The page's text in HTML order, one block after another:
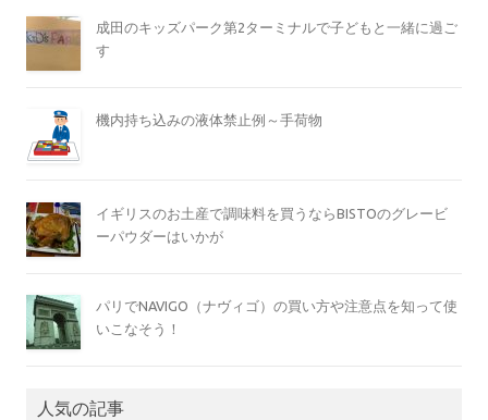
成田のキッズパーク第2ターミナルで子どもと一緒に過ご
す
機内持ち込みの液体禁止例～手荷物
イギリスのお土産で調味料を買うならBISTOのグレービ
ーパウダーはいかが
パリでNAVIGO（ナヴィゴ）の買い方や注意点を知って使
いこなそう！
人気の記事